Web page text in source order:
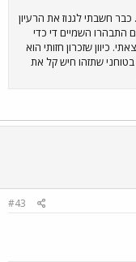
חשבתי לגנוז את הרעיון
התבהרו השמיים די כדי
כיוון שזכרון חזותי הוא
שתזהו חיש קל את
#43